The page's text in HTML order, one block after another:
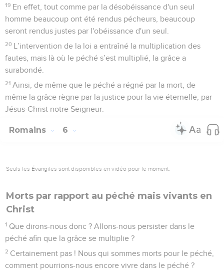
19 En effet, tout comme par la désobéissance d'un seul
homme beaucoup ont été rendus pécheurs, beaucoup
seront rendus justes par l'obéissance d'un seul.
20 L’intervention de la loi a entraîné la multiplication des
fautes, mais là où le péché s’est multiplié, la grâce a
surabondé.
21 Ainsi, de même que le péché a régné par la mort, de
même la grâce règne par la justice pour la vie éternelle, par
Jésus-Christ notre Seigneur.
Romains 6
Seuls les Évangiles sont disponibles en vidéo pour le moment.
Morts par rapport au péché mais vivants en
Christ
1 Que dirons-nous donc ? Allons-nous persister dans le
péché afin que la grâce se multiplie ?
2 Certainement pas ! Nous qui sommes morts pour le péché,
comment pourrions-nous encore vivre dans le péché ?